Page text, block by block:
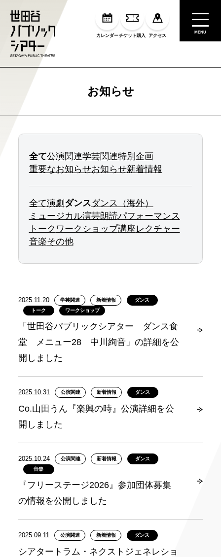
カレンダーチケット購入 アクセス
MENU
お知らせ
全て公演関連学芸関連特別企画
重要なお知らせお知らせ新着情報
全て演劇 ダンスダンス（海外）
ミュージカル演芸朗読パフォーマンス
トーク ワークショップ講座レクチャー
音楽その他
2025.11.20 学芸関連 新着情報
ダンス
トーク
ワークショップ
「世田谷パブリックシアター ダンス食
堂 メニュー28 中川絢音」の詳細を公
開しました
2025.10.31 公演関連 新着情報 ダンス
Co.山田うん『楽興の時』公演詳細を公
開しました
2025.10.24 公演関連 新着情報
ダンス
音楽
『フリーステージ2026』参加団体募集
の情報を公開しました
2025.09.11 公演関連 新着情報 ダンス
シアタートラム・ネクストジェネレショ